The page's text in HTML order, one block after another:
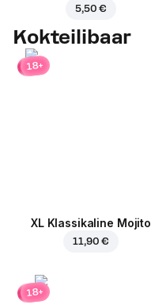
5,50 €
Kokteilibaar
18+
XL Klassikaline Mojito
11,90 €
18+